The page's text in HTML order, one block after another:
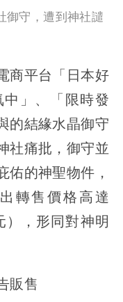
御守，遭到神社譴
商平台「日本好
」、「限時發
的結緣水晶御守
社痛批，御守並
佑的神聖物件，
轉售價格高達
），形同對神明
販售